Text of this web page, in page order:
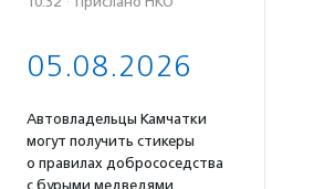
05.08.2026
Автовладельцы Камчатки
могут получить стикеры
о правилах добрососедства
с бурыми медведями